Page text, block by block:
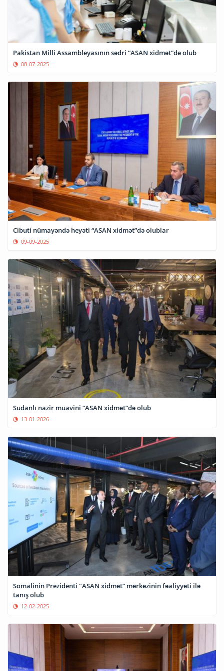
Pakistan Milli Assambleyasının sədri “ASAN xidmət”də olub
08-07-2025
Cibuti nümayəndə heyəti “ASAN xidmət”də olublar
09-09-2025
Sudanlı nazir müavini “ASAN xidmət”də olub
13-01-2026
Somalinin Prezidenti "ASAN xidmət” mərkəzinin fəaliyyəti ilə
tanış olub
12-02-2025